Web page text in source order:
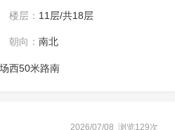
楼层： 11层/共18层
朝向： 南北
西50米路南
2026/07/08 浏览129次